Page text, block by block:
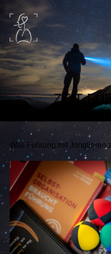
ZEIT
Mensch.
Was Führung mit Jonglieren